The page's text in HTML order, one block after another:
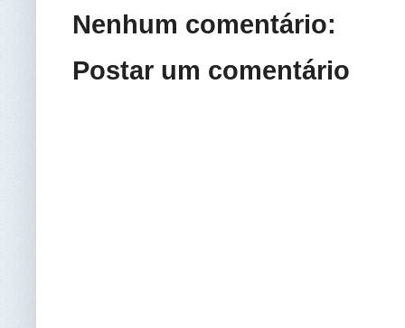
Nenhum comentário:
Postar um comentário